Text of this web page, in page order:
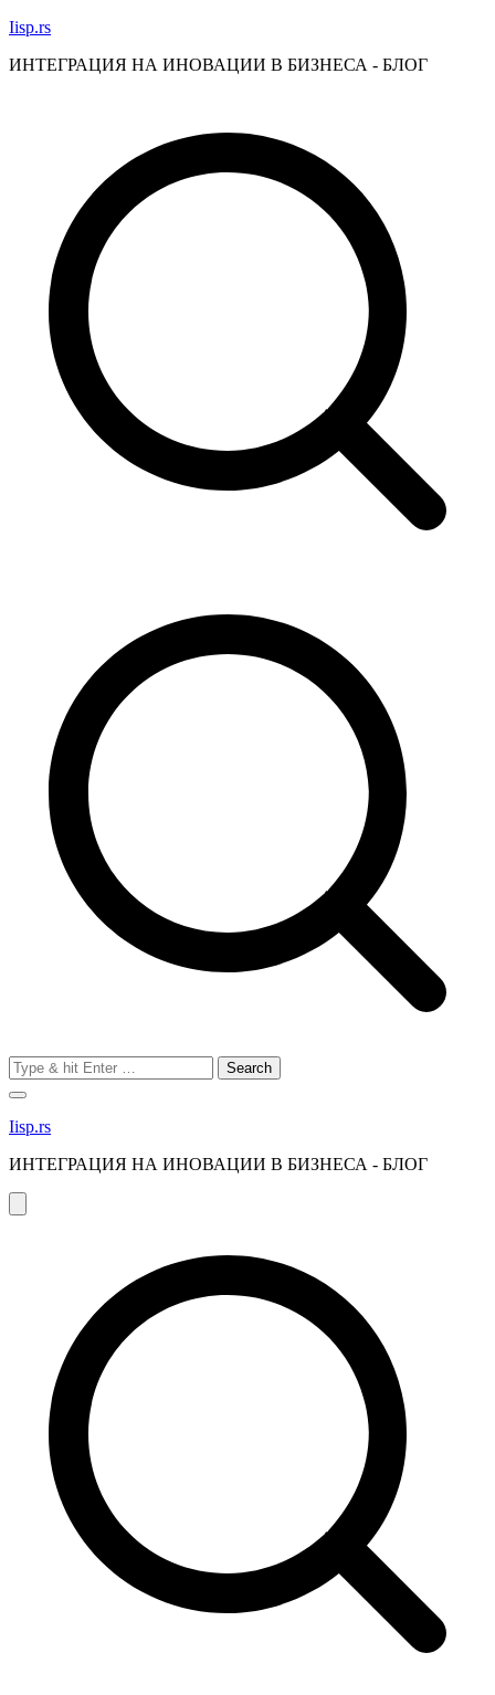
Skip
content
Iisp.rs
ИНТЕГРАЦИЯ НА ИНОВАЦИИ В БИЗНЕСА - БЛОГ
Search
for:
Iisp.rs
ИНТЕГРАЦИЯ НА ИНОВАЦИИ В БИЗНЕСА - БЛОГ